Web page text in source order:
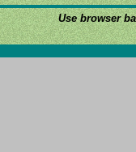
Use browser